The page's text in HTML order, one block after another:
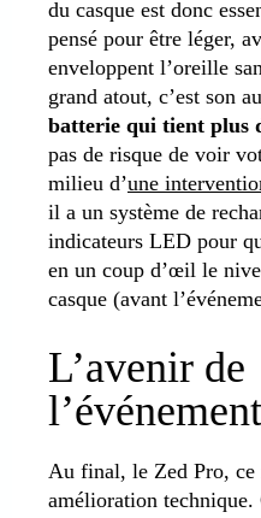
du casque est donc
pensé pour être léger,
enveloppent l’oreille
grand atout, c’est son
batterie qui tient plus
pas de risque de voir
milieu d’une
il a un système de
indicateurs LED pour
en un coup d’œil le
casque (avant
L’avenir de
Au final, le Zed Pro, ce
amélioration technique.